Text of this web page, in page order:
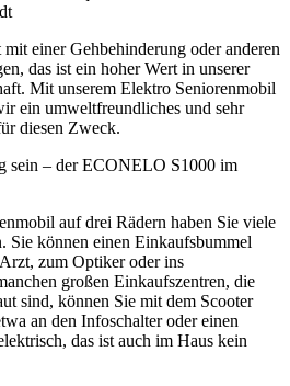
einer Gehbehinderung oder anderen
das ist ein hoher Wert in unserer
Mit unserem Elektro Seniorenmobil
ein umweltfreundliches und sehr
diesen Zweck.
sein – der ECONELO S1000 im
auf drei Rädern haben Sie viele
Sie können einen Einkaufsbummel
zum Optiker oder ins
großen Einkaufszentren, die
sind, können Sie mit dem Scooter
an den Infoschalter oder einen
das ist auch im Haus kein